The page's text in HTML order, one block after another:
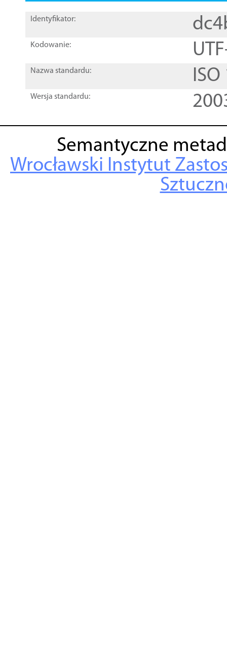
Identyfikator:
Kodowanie:
Nazwa standardu:
Wersja standardu:
Semantyczne
Wrocławski Instytut